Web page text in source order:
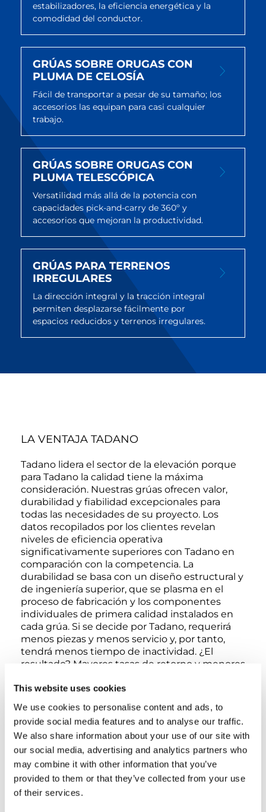
This website uses cookies
We use cookies to personalise content and ads, to
provide social media features and to analyse our traffic.
We also share information about your use of our site with
our social media, advertising and analytics partners who
may combine it with other information that you’ve
provided to them or that they’ve collected from your use
of their services.
estabilizadores, la eficiencia energética y la
comodidad del conductor.
GRÚAS SOBRE ORUGAS CON
PLUMA DE CELOSÍA
Fácil de transportar a pesar de su tamaño; los
accesorios las equipan para casi cualquier
trabajo.
GRÚAS SOBRE ORUGAS CON
PLUMA TELESCÓPICA
Versatilidad más allá de la potencia con
capacidades pick-and-carry de 360º y
accesorios que mejoran la productividad.
GRÚAS PARA TERRENOS
IRREGULARES
La dirección integral y la tracción integral
permiten desplazarse fácilmente por
espacios reducidos y terrenos irregulares.
LA VENTAJA TADANO
Tadano lidera el sector de la elevación porque
para Tadano la calidad tiene la máxima
consideración. Nuestras grúas ofrecen valor,
durabilidad y fiabilidad excepcionales para
todas las necesidades de su proyecto. Los
datos recopilados por los clientes revelan
niveles de eficiencia operativa
significativamente superiores con Tadano en
comparación con la competencia. La
durabilidad se basa con un diseño estructural y
de ingeniería superior, que se plasma en el
proceso de fabricación y los componentes
individuales de primera calidad instalados en
cada grúa. Si se decide por Tadano, requerirá
menos piezas y menos servicio y, por tanto,
tendrá menos tiempo de inactividad. ¿El
resultado? Mayores tasas de retorno y menores
comparación con cualquier otra grúa del
mercado.
VALOR.
La calidad superior de Tadano se traduce en un
funcionamiento eficiente con menos tiempo
de inactividad. ¿El resultado? Mayores tasas de
retorno y menores costes de propiedad y